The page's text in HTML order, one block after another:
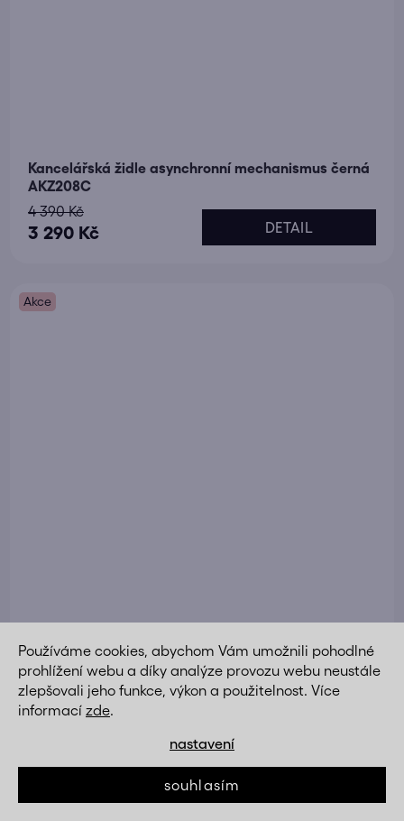
Používáme cookies, abychom Vám umožnili pohodlné
prohlížení webu a díky analýze provozu webu neustále
zlepšovali jeho funkce, výkon a použitelnost. Více
informací zde.
nastavení
souhlasím
Kancelářská židle asynchronní mechanismus černá
AKZ208C
3 290 Kč
4 390 Kč
DETAIL
Akce
Kancelářská židle houpací mech. šedá látka plast.
kříž AKZ147S